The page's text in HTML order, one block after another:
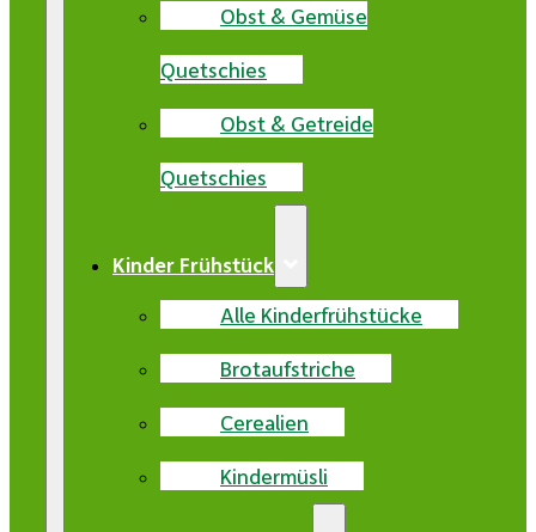
Obst & Gemüse
Quetschies
Obst & Getreide
Quetschies
Kinder Frühstück
Alle Kinderfrühstücke
Brotaufstriche
Cerealien
Kindermüsli